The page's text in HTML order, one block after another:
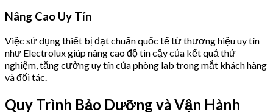
Nâng Cao Uy Tín
Việc sử dụng thiết bị đạt chuẩn quốc tế từ thương hiệu uy tín
như Electrolux giúp nâng cao độ tin cậy của kết quả thử
nghiệm, tăng cường uy tín của phòng lab trong mắt khách hàng
và đối tác.
Quy Trình Bảo Dưỡng và Vận Hành